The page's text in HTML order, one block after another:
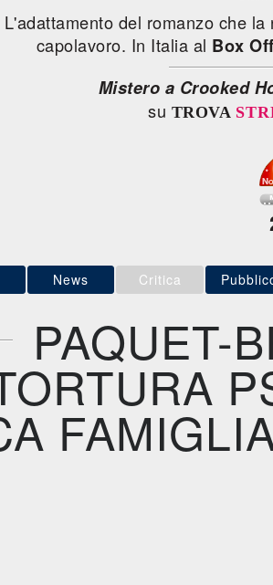
L'adattamento del romanzo che
capolavoro. In Italia al Box
Mistero a Crooked
su TROVA
News Critica
PAQUET-